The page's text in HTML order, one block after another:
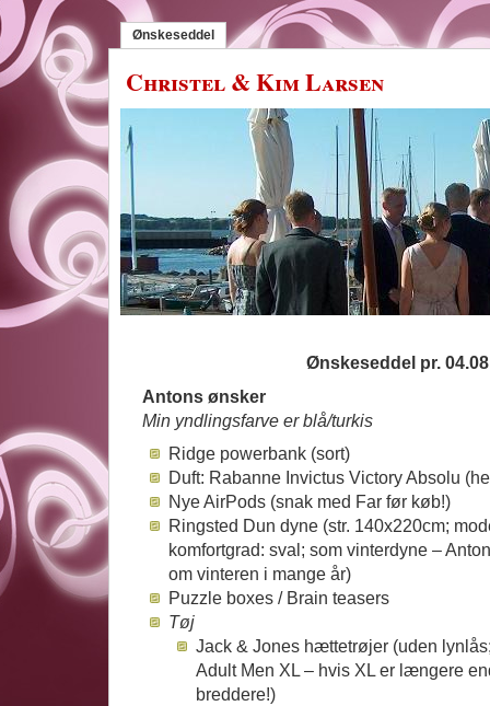
Ønskeseddel
Christel & Kim Larsen
Ønskeseddel pr.
Antons ønsker
Min yndlingsfarve er blå/turkis
Ridge powerbank (sort)
Duft: Rabanne Invictus Victory Absolu
Nye AirPods (snak med Far før køb!)
Ringsted Dun dyne (str. 140x220cm;
komfortgrad: sval; som vinterdyne –
om vinteren i mange år)
Puzzle boxes / Brain teasers
Tøj
Jack & Jones hættetrøjer (uden
Adult Men XL – hvis XL er længere
breddere!)